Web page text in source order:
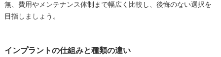
無、費用やメンテナンス体制まで幅広く比較し、後悔のない選択を
目指しましょう。
インプラントの仕組みと種類の違い